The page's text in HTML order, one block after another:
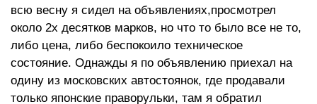
всю весну я сидел на объявлениях,просмотрел
около 2х десятков марков, но что то было все не то,
либо цена, либо беспокоило техническое
состояние. Однажды я по объявлению приехал на
одину из московских автостоянок, где продавали
только японские праворульки, там я обратил